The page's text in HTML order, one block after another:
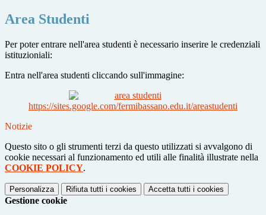
Area Studenti
Per poter entrare nell'area studenti è necessario inserire le credenziali
istituzioniali:
Entra nell'area studenti cliccando sull'immagine:
https://sites.google.com/fermibassano.edu.it/areastudenti
Notizie
Questo sito o gli strumenti terzi da questo utilizzati si avvalgono di
cookie necessari al funzionamento ed utili alle finalità illustrate nella
COOKIE POLICY.
Personalizza Rifiuta tutti i cookies Accetta tutti i cookies
Gestione cookie